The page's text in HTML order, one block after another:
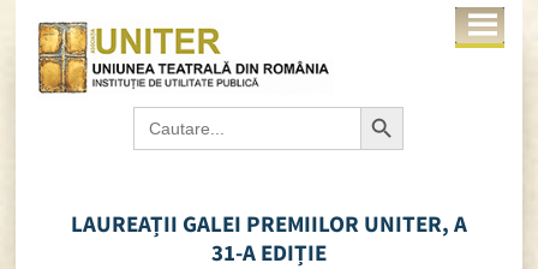
Search
for:
Search Button
LAUREAȚII GALEI PREMIILOR UNITER, A
31-A EDIȚIE